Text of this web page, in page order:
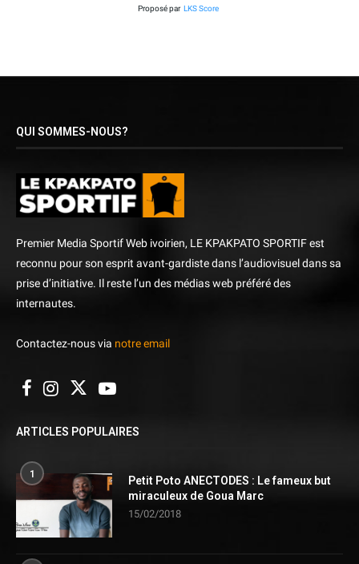
Proposé par LKS Score
QUI SOMMES-NOUS?
Premier Media Sportif Web ivoirien, LE KPAKPATO SPORTIF est
reconnu pour son esprit avant-gardiste dans l’audiovisuel dans sa
prise d’initiative. Il reste l’un des médias web préféré des
internautes.
Contactez-nous via notre email
ARTICLES POPULAIRES
1
Petit Poto ANECTODES : Le fameux but
miraculeux de Goua Marc
15/02/2018